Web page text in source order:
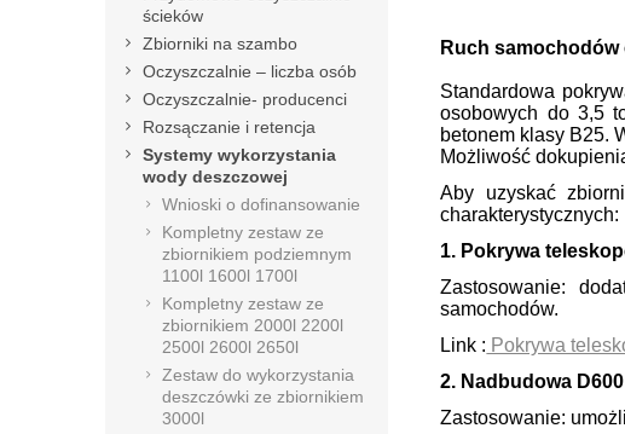
Ruch
Standardowa
osobowych do 3,5
betonem klasy B25.
Możliwość
Aby uzyskać
charakterystycznych:
1. Pokrywa
Zastosowanie:
samochodów.
Link : Pokrywa
2. Nadbudowa
Zastosowanie:
ścieków
Zbiorniki na szambo
Oczyszczalnie – liczba osób
Oczyszczalnie- producenci
Rozsączanie i retencja
Systemy wykorzystania
wody deszczowej
Wnioski o dofinansowanie
Kompletny zestaw ze
zbiornikiem podziemnym
1100l 1600l 1700l
Kompletny zestaw ze
zbiornikiem 2000l 2200l
2500l 2600l 2650l
Zestaw do wykorzystania
deszczówki ze zbiornikiem
3000l